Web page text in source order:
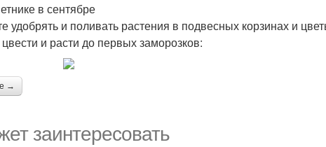
в сентябре
удобрять и поливать растения в подвесных корзинах и
и расти до первых заморозков:
→
заинтересовать